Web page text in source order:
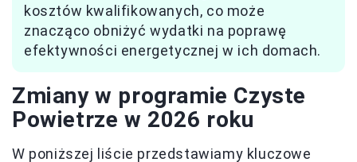
kosztów kwalifikowanych, co może
znacząco obniżyć wydatki na poprawę
efektywności energetycznej w ich domach.
Zmiany w programie Czyste
Powietrze w 2026 roku
W poniższej liście przedstawiamy kluczowe